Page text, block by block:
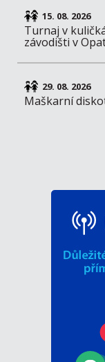
15. 08. 2026
Turnaj v
závodišti v
29. 08. 2026
Maškarní